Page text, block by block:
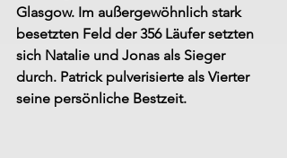
Glasgow. Im außergewöhnlich stark
besetzten Feld der 356 Läufer setzten
sich Natalie und Jonas als Sieger
durch. Patrick pulverisierte als Vierter
seine persönliche Bestzeit.